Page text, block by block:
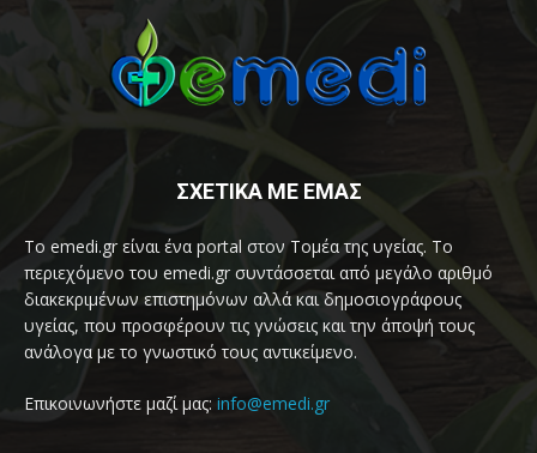
ΣΧΕΤΙΚΑ ΜΕ ΕΜΑΣ
Το emedi.gr είναι ένα portal στον Τομέα της υγείας. Το
περιεχόμενο του emedi.gr συντάσσεται από μεγάλο αριθμό
διακεκριμένων επιστημόνων αλλά και δημοσιογράφους
υγείας, που προσφέρουν τις γνώσεις και την άποψή τους
ανάλογα με το γνωστικό τους αντικείμενο.
Επικοινωνήστε μαζί μας: info@emedi.gr